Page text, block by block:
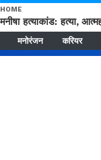
HOME
मनोरंजन करियर